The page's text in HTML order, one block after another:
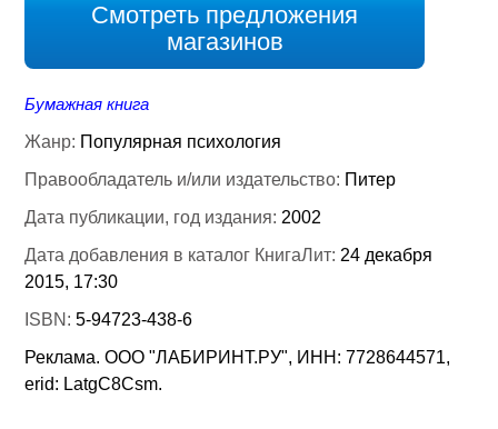
Смотреть предложения
магазинов
Бумажная книга
Жанр: Популярная психология
Правообладатель и/или издательство: Питер
Дата публикации, год издания: 2002
Дата добавления в каталог КнигаЛит: 24 декабря
2015, 17:30
ISBN:5-94723-438-6
Реклама. ООО "ЛАБИРИНТ.РУ", ИНН: 7728644571,
erid: LatgC8Csm.